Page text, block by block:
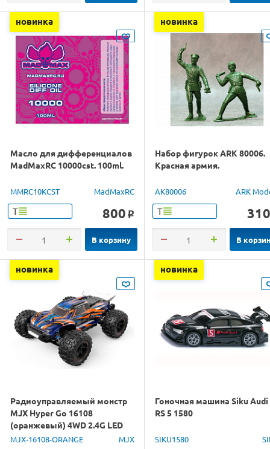
новинка
Масло для дифференциалов
MadMaxRC 10000cst. 100ml.
MMRC10KCST MadMaxRC
Т 800 o
В корзину
новинка
Набор фигурок ARK 80006.
Красная армия.
AK80006 ARK
Т 310
В
новинка
Радиоуправляемый монстр
MJX Hyper Go 16108
(оранжевый) 4WD 2.4G LED
1/16 RTR
MJX-16108-ORANGE MJX
новинка
Гоночная машина Siku Audi
RS 5 1580
SIKU1580